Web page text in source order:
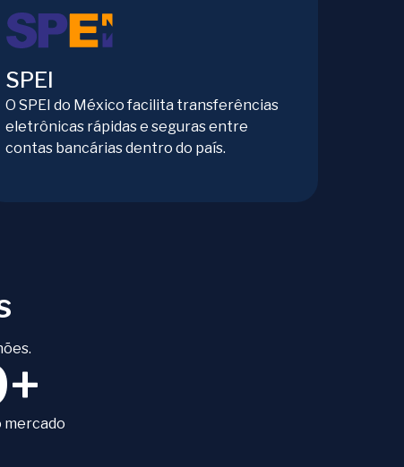
SPEI
O SPEI do México facilita transferências
eletrônicas rápidas e seguras entre
contas bancárias dentro do país.
mercado